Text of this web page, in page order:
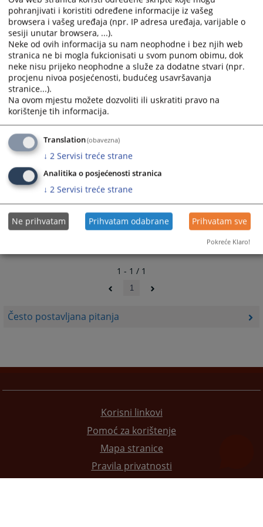
Često postavljana pitanja
calendar
and
select
a
date.
Press
the
question
mark
key
get
the
keyboard
shortcuts
for
changing
dates.
calendar
and
select
a
date.
Press
question
mark
key
to
get
keyboard
shortcuts
for
changing
dates.
nekažnjavanju.
1 - 1 / 1
1
Korisni linkovi
Pomoć za korištenje
Mapa stranice
Pravila privatnosti
pohranjivati i koristiti određene informacije iz vašeg
browsera i vašeg uređaja (npr. IP adresa uređaja, varijable o
sesiji unutar browsera, ...).
Neke od ovih informacija su nam neophodne i bez njih web
stranica ne bi mogla fukcionisati u svom punom obimu, dok
neke nisu prijeko neophodne a služe za dodatne stvari (npr.
procjenu nivoa posjećenosti, budućeg usavršavanja
stranice...).
Na ovom mjestu možete dozvoliti ili uskratiti pravo na
korištenje tih informacija.
Translation(obavezna)
↓ 2 Servisi treće strane
Analitika o posjećenosti stranica
↓ 2 Servisi treće strane
Ne prihvatam Prihvatam odabrane Prihvatam sve
Pokreće Klaro!